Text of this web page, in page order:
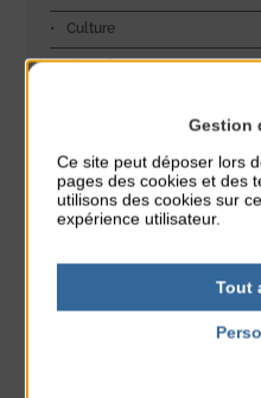
Culture
Littoral
Découverte
Sport
Gestion
Ce site peut déposer lors
pages des cookies et des
utilisons des cookies sur
expérience utilisateur.
Tout